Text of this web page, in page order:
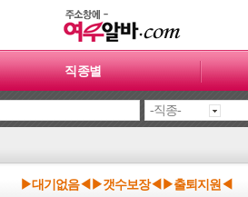
직종별
▶대기없음◀▶갯수보장◀▶출퇴지원◀